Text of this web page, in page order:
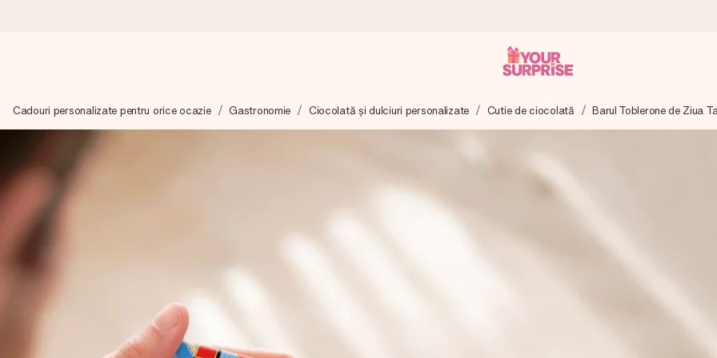
Îți alcătuim cadoul cu grijă și îl trimitem îndată spre tine - pentru ca tu să îl poți dărui exact când trebuie, atunci când contează cel
4,8 (bazat pe +15.000 de recenzii)
Cadourile noastre inspiră. Clienții ne oferă nota 4,8 pe Google Reviews.
Felicitare gratuită
Creează ceva unic în doar câțiva pași - cu numele ei, fotografia ta sau un mesaj din suflet. Fără bătăi de cap, doar bucură-te de
Cadouri personalizate pentru orice ocazie Gastronomie Ciocolată și dulciuri personalizate Cutie de ciocolată Barul Toblerone de Ziua